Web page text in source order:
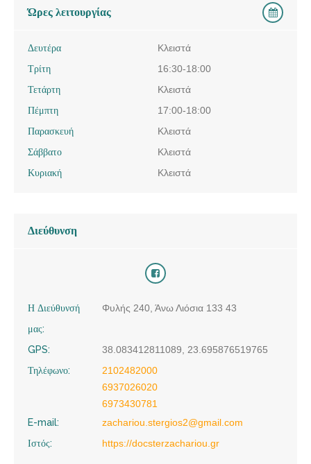
Ώρες λειτουργίας
Δευτέρα
Κλειστά
Τρίτη
16:30-18:00
Τετάρτη
Κλειστά
Πέμπτη
17:00-18:00
Παρασκευή
Κλειστά
Σάββατο
Κλειστά
Κυριακή
Κλειστά
Διεύθυνση
Η Διεύθυνσή
μας:
Φυλής 240, Άνω Λιόσια 133 43
GPS:
38.083412811089, 23.695876519765
Τηλέφωνο:
2102482000
6937026020
6973430781
E-mail:
zachariou.stergios2@gmail.com
Ιστός:
https://docsterzachariou.gr